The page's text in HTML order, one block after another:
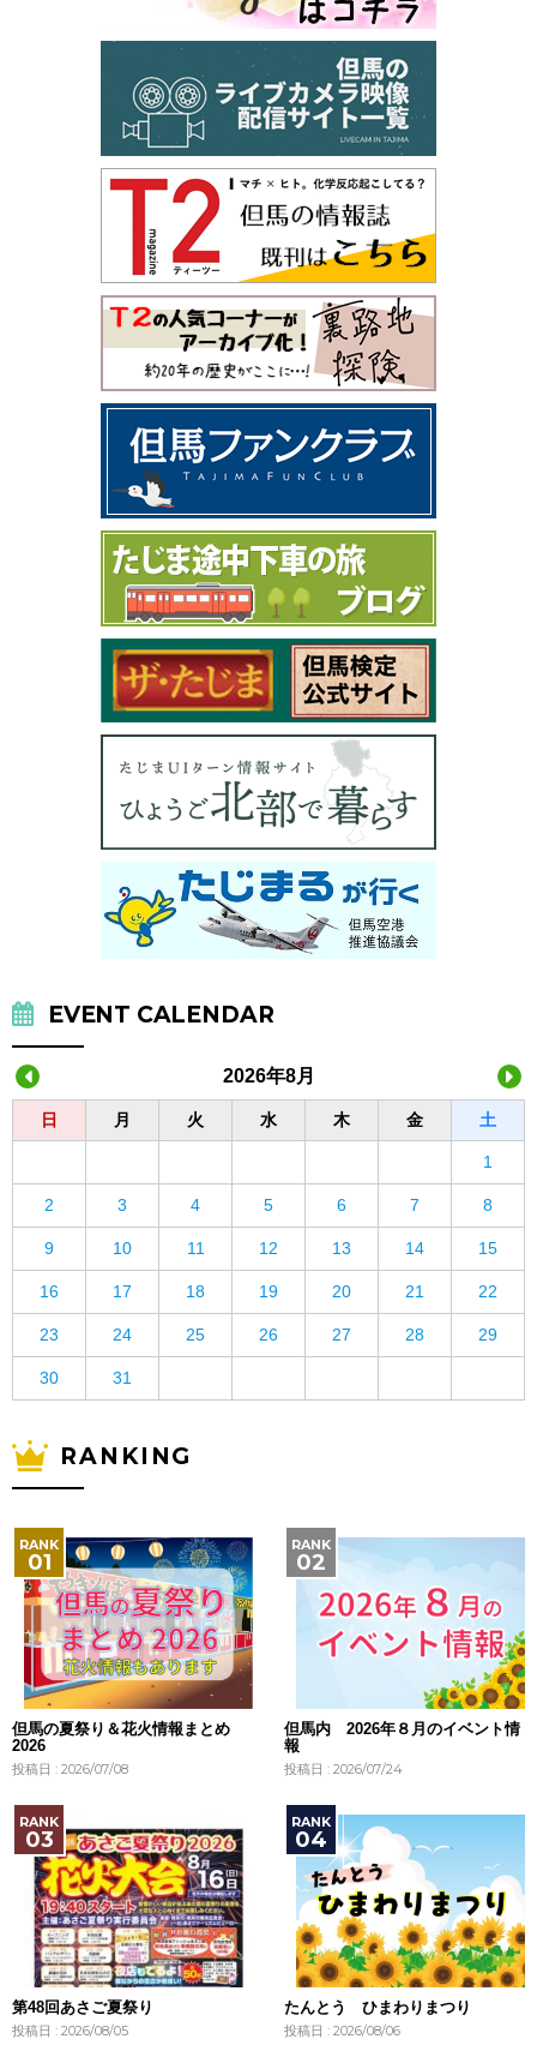
EVENT CALENDAR
2026年8月
日 月 火 水 木 金 土
1
2 3 4 5 6 7 8
9 10 11 12 13 14 15
16 17 18 19 20 21 22
23 24 25 26 27 28 29
30 31
RANKING
但馬の夏祭り＆花火情報まとめ
2026
投稿日 : 2026/07/08
但馬内 2026年８月のイベント情
報
投稿日 : 2026/07/24
第48回あさご夏祭り
投稿日 : 2026/08/05
たんとう ひまわりまつり
投稿日 : 2026/08/06